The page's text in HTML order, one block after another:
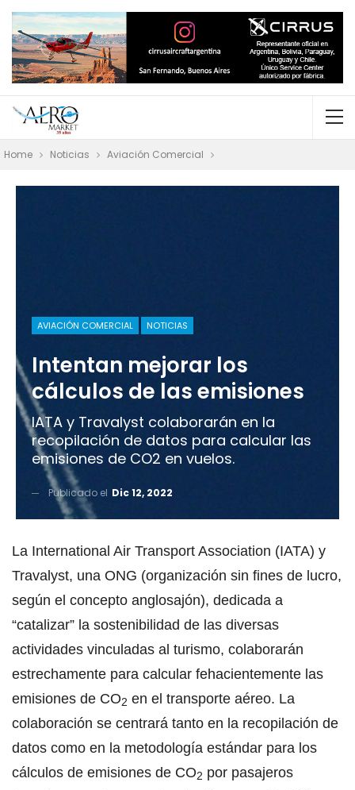
Home Noticias Aviación Comercial
AVIACIÓN COMERCIAL NOTICIAS
Intentan mejorar los
cálculos de las emisiones
IATA y Travalyst colaborarán en la
recopilación de datos para calcular las
emisiones de CO2 en vuelos.
Publicado el Dic 12, 2022
La International Air Transport Association (IATA) y
Travalyst, una ONG (organización sin fines de lucro,
según el concepto anglosajón), dedicada a
“catalizar” la sostenibilidad de las diversas
actividades vinculadas al turismo, colaborarán
estrechamente para calcular fehacientemente las
emisiones de CO2 en el transporte aéreo. La
colaboración se centrará tanto en la recopilación de
datos como en la metodología estándar para los
cálculos de emisiones de CO2 por pasajeros